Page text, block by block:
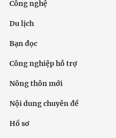
Công nghệ
Du lịch
Bạn đọc
Công nghiệp hỗ trợ
Nông thôn mới
Nội dung chuyên đề
Hồ sơ